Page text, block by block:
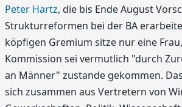
Peter Hartz, die bis Ende August
Strukturreformen bei der BA
köpfigen Gremium sitze nur eine
Kommission sei vermutlich "durch
an Männer" zustande gekommen.
sich zusammen aus Vertretern von